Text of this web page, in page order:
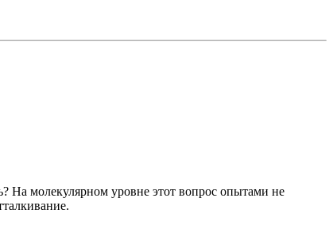
На молекулярном уровне этот вопрос опытами не